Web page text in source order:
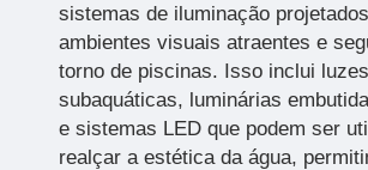
sistemas de iluminação
ambientes visuais atraentes e
torno de piscinas. Isso inclui luzes
subaquáticas, luminárias
e sistemas LED que podem ser
realçar a estética da água,